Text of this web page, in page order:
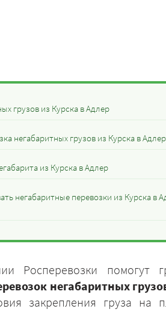
грузов из Курска в Адлер
негабаритных грузов из Курска в Адлер
из Курска в Адлер
негабаритные перевозки из Курска в
Росперевозки помогут
негабаритных
закрепления груза на